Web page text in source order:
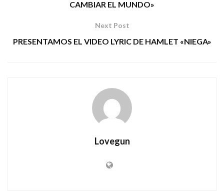
CAMBIAR EL MUNDO»
Next Post
PRESENTAMOS EL VIDEO LYRIC DE HAMLET «NIEGA»
Lovegun